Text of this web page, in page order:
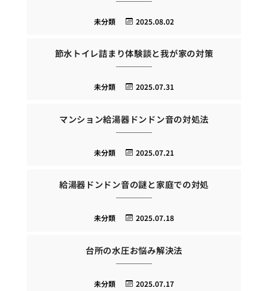
2025.08.02
未分類
節水トイレ詰まり体験談と我が家の対策
2025.07.31
未分類
マンション給湯器ドンドン音の対処法
2025.07.21
未分類
給湯器ドンドン音の謎と家庭での対処
2025.07.18
未分類
台所の水圧お悩み解決法
2025.07.17
未分類